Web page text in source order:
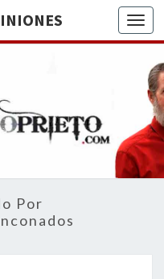
DE
BREVE
VITAL Y
Por